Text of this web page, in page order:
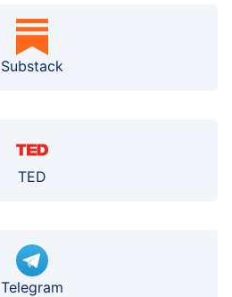
Substack
TED
Telegram